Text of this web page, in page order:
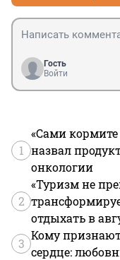
Гость
Войти
1
«Сами
назвал
онкологии
2
«Туризм не
отдыхать в
3
Кому
сердце: